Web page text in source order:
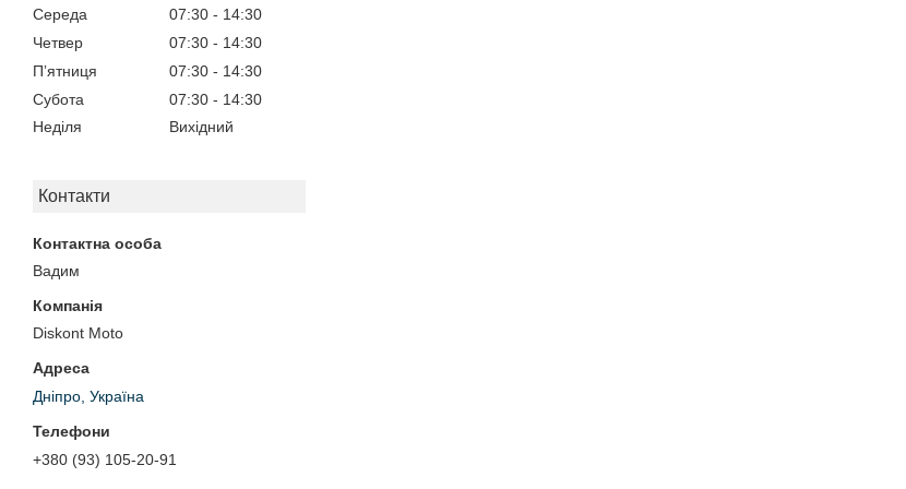
Середа 07:30
14:30
Четвер
07:30
14:30
Пʼятниця
07:30
14:30
Субота
07:30
14:30
Неділя
Вихідний
Контакти
Вадим
Diskont Moto
Дніпро, Україна
+380 (93) 105-20-91